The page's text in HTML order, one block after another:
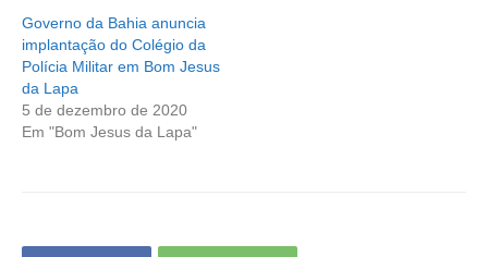
Governo da Bahia anuncia
implantação do Colégio da
Polícia Militar em Bom Jesus
da Lapa
5 de dezembro de 2020
Em "Bom Jesus da Lapa"